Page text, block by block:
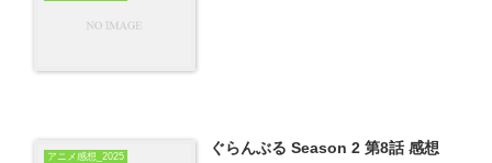
アニメ感想_2025 ぐらんぶる Season 2 第8話 感想